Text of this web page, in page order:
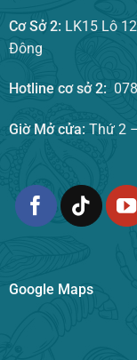
Cơ Sở 2: LK15 Lô
Đông
Hotline cơ sở 2:
Giờ Mở cửa: Thứ 2
Google Maps